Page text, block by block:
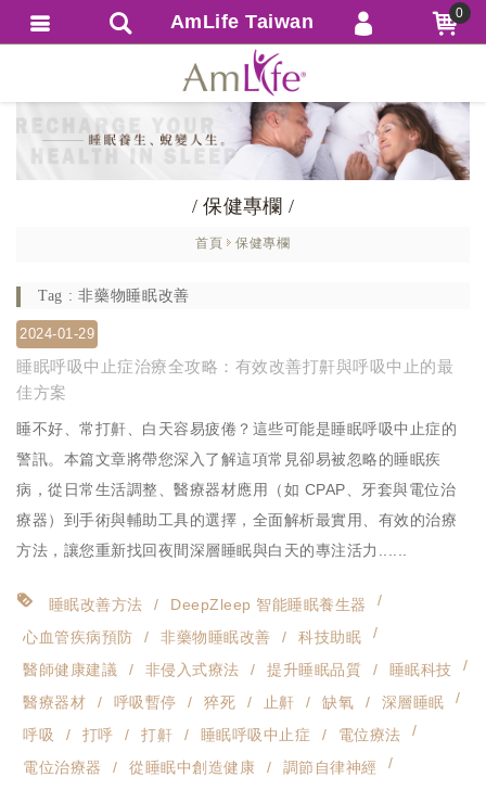
/ 保健專欄 /
首頁 保健專欄
Tag : 非藥物睡眠改善
2024-01-29
睡眠呼吸中止症治療全攻略：有效改善打鼾與呼吸中止的最
佳方案
睡不好、常打鼾、白天容易疲倦？這些可能是睡眠呼吸中止症的
警訊。本篇文章將帶您深入了解這項常見卻易被忽略的睡眠疾
病，從日常生活調整、醫療器材應用（如 CPAP、牙套與電位治
療器）到手術與輔助工具的選擇，全面解析最實用、有效的治療
方法，讓您重新找回夜間深層睡眠與白天的專注活力......
睡眠改善方法
DeepZleep 智能睡眠養生器
心血管疾病預防
非藥物睡眠改善
科技助眠
醫師健康建議
非侵入式療法 提升睡眠品質
睡眠科技
醫療器材
呼吸暫停 猝死 止鼾 缺氧
深層睡眠
呼吸
打呼 打鼾 睡眠呼吸中止症
電位療法
電位治療器
從睡眠中創造健康
調節自律神經
AmLife Taiwan 0
會員登入
會員註冊
忘記密碼
繁體中文